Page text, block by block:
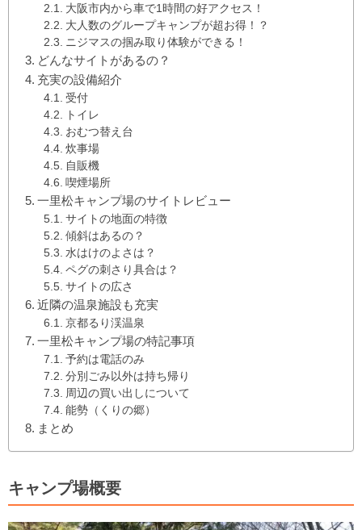
大阪市内から車で1時間の好アクセス！
大人数のグループキャンプが超お得！？
ニジマスの掴み取り体験ができる！
どんなサイトがあるの？
充実の設備紹介
受付
トイレ
おむつ替え台
炊事場
自販機
喫煙場所
一里松キャンプ場のサイトレビュー
サイトの地面の特徴
傾斜はあるの？
水はけのよさは？
ペグの刺さり具合は？
サイトの広さ
近隣の温泉施設も充実
京都るり渓温泉
一里松キャンプ場の特記事項
予約は電話のみ
分別ごみ以外は持ち帰り
周辺の買い出しについて
能勢（くりの郷）
まとめ
キャンプ場概要